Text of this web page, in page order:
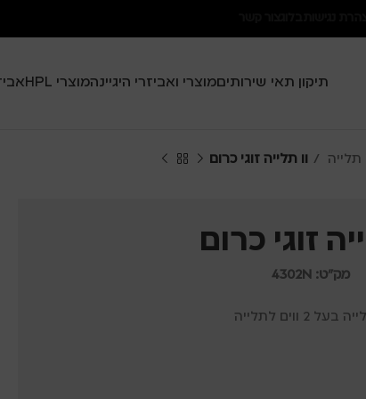
תיקון תאי שירותיםמוצרי ואביזרי היגיינהמוצרי HPL
תלייה וו תלייה זוגי כרום
זוגי כרום
מק"ט: 4302N
בעל 2 ווים לתלייה